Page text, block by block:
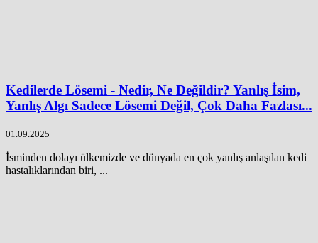
Kedilerde Lösemi - Nedir, Ne Değildir? Yanlış İsim,
Yanlış Algı Sadece Lösemi Değil, Çok Daha Fazlası...
01.09.2025
İsminden dolayı ülkemizde ve dünyada en çok yanlış anlaşılan kedi
hastalıklarından biri, ...